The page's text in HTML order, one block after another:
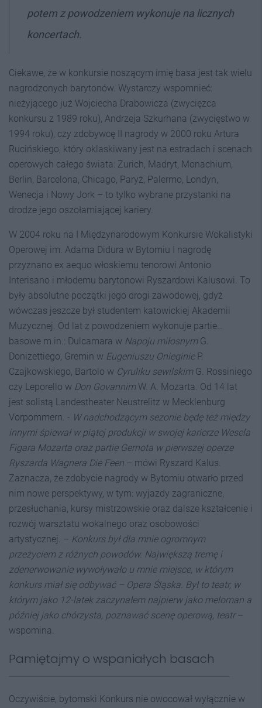
potem z powodzeniem wykonuje na licznych
koncertach.
Ciekawe, że w konkursie noszącym imię basa jest tak wielu
nagrodzonych barytonów. Wystarczy wspomnieć:
nieżyjącego już Wojciecha Drabowicza (zwycięzca
konkursu z 1989 roku), Andrzeja Szkurhana (zwycięstwo w
1994 roku), czy zdobywcę II nagrody w 2000 roku Artura
Rucińskiego, który oklaskiwany jest na estradach i scenach
operowych całego świata: Zurich, Madryt, Monachium,
Berlin, Barcelona, Chicago, Paryż, Palermo, Londyn,
Wenecja i Nowy Jork – to tylko wybrane przystanki na
drodze jego oszołamiającej kariery.
W 2004 roku na I Międzynarodowym Konkursie Wokalistyki
Operowej im. Adama Didura w Bytomiu I nagrodę
przyznano ex aequo włoskiemu tenorowi Antonio
Interisano i młodemu barytonowi Ryszardowi Kalusowi. To
były absolutne początki jego drogi zawodowej, gdyż
wówczas jeszcze był studentem katowickiej Akademii
Muzycznej. Od lat z powodzeniem wykonuje partie…
basowe m.in.: Dulcamara w Napoju miłosnymG.
Donizettiego, Gremin w Eugeniuszu OnieginieP.
Czajkowskiego, Bartolo w Cyruliku sewilskimG. Rossiniego
czy Leporello w Don GovannimW. A. Mozarta. Od 14 lat
jest solistą Landestheater Neustrelitz w Mecklenburg
Vorpommern. - W nadchodzącym sezonie będę też między
innymi śpiewał w piątej produkcji w swojej karierze Wesela
Figara Mozarta oraz partie Gernota w pierwszej operze
Ryszarda Wagnera Die Feen – mówi Ryszard Kalus.
Zaznacza, że zdobycie nagrody w Bytomiu otwarło przed
nim nowe perspektywy, w tym: wyjazdy zagraniczne,
przesłuchania, kursy mistrzowskie oraz dalsze kształcenie i
rozwój warsztatu wokalnego oraz osobowości
artystycznej. – Konkurs był dla mnie ogromnym
przeżyciem z różnych powodów. Największą tremę i
zdenerwowanie wywoływało u mnie miejsce, w którym
konkurs miał się odbywać – Opera Śląska. Był to teatr, w
którym jako 12-latek zaczynałem najpierw jako meloman a
później jako chórzysta, poznawać scenę operową, teatr–
wspomina.
Pamiętajmy o wspaniałych basach
Oczywiście, bytomski Konkurs nie owocował wyłącznie w